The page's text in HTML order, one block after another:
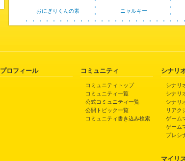
おにぎりくんの素 ニャルキー
プロフィール コミュニティ
コミュニティトップ
コミュニティ一覧
公式コミュニティ一覧
公開トピック一覧
コミュニティ書き込み検索
シナリ
シナリ
シナリ
シナリ
リアク
ゲーム
ゲーム
プレシ
マイリ